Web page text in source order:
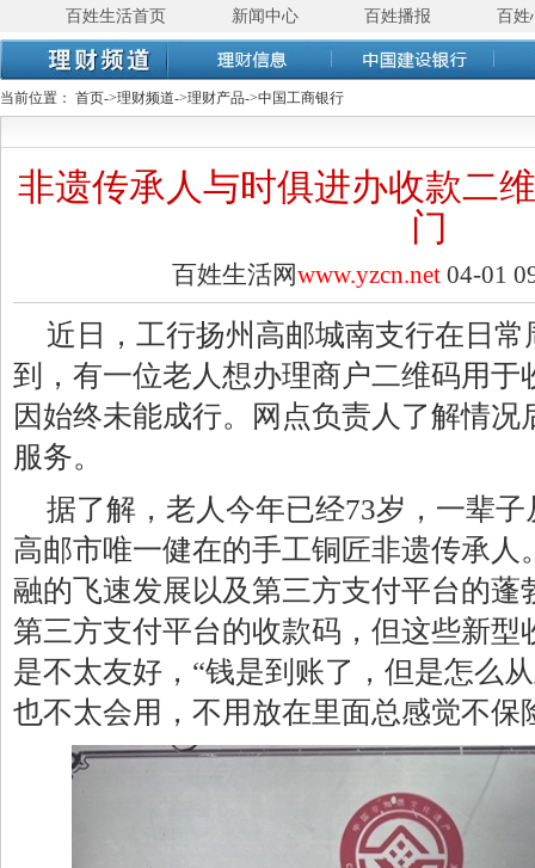
百姓生活首页 新闻中心 百姓播报 百姓
当前位置： 首页->理财频道->理财产品->中国工商银行
非遗传承人与时俱进办收款二
门
百姓生活网www.yzcn.net 04-01
近日，工行扬州高邮城南支行在日
到，有一位老人想办理商户二维码用于
因始终未能成行。网点负责人了解情
服务。
据了解，老人今年已经73岁，一辈
高邮市唯一健在的手工铜匠非遗传承人
融的飞速发展以及第三方支付平台的蓬
第三方支付平台的收款码，但这些新型
是不太友好，“钱是到账了，但是怎么
也不太会用，不用放在里面总感觉不保